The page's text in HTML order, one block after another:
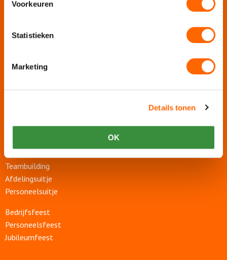
Voorkeuren
Statistieken
Marketing
Details tonen
OK
Vergaderlocatie Dak van Amsterdam
Rondvaart
Teambuilding
Afdelingsuitje
Personeelsuitje
Bedrijfsfeest
Personeelsfeest
Jubileumfeest